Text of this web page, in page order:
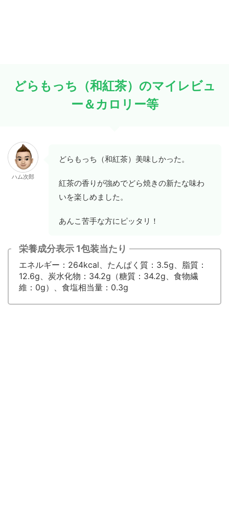
どらもっち（和紅茶）のマイレビュ
ー＆カロリー等
ハム次郎
どらもっち（和紅茶）美味しかった。
紅茶の香りが強めでどら焼きの新たな味わ
いを楽しめました。
あんこ苦手な方にピッタリ！
栄養成分表示 1包装当たり
エネルギー：264kcal、たんぱく質：3.5g、脂質：
12.6g、炭水化物：34.2g（糖質：34.2g、食物繊
維：0g）、食塩相当量：0.3g